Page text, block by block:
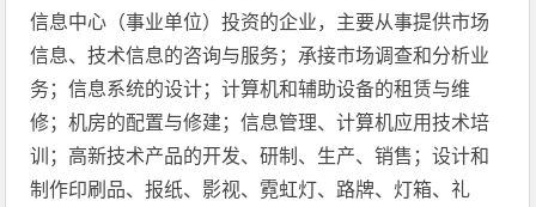
信息中心（事业单位）投资的企业，主要从事提供市场
信息、技术信息的咨询与服务；承接市场调查和分析业
务；信息系统的设计；计算机和辅助设备的租赁与维
修；机房的配置与修建；信息管理、计算机应用技术培
训；高新技术产品的开发、研制、生产、销售；设计和
制作印刷品、报纸、影视、霓虹灯、路牌、灯箱、礼